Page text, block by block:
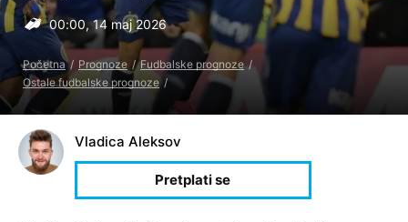
00:00, 14 maj 2026
Početna Prognoze
Fudbalske prognoze
Ostale fudbalske prognoze
Vladica Aleksov